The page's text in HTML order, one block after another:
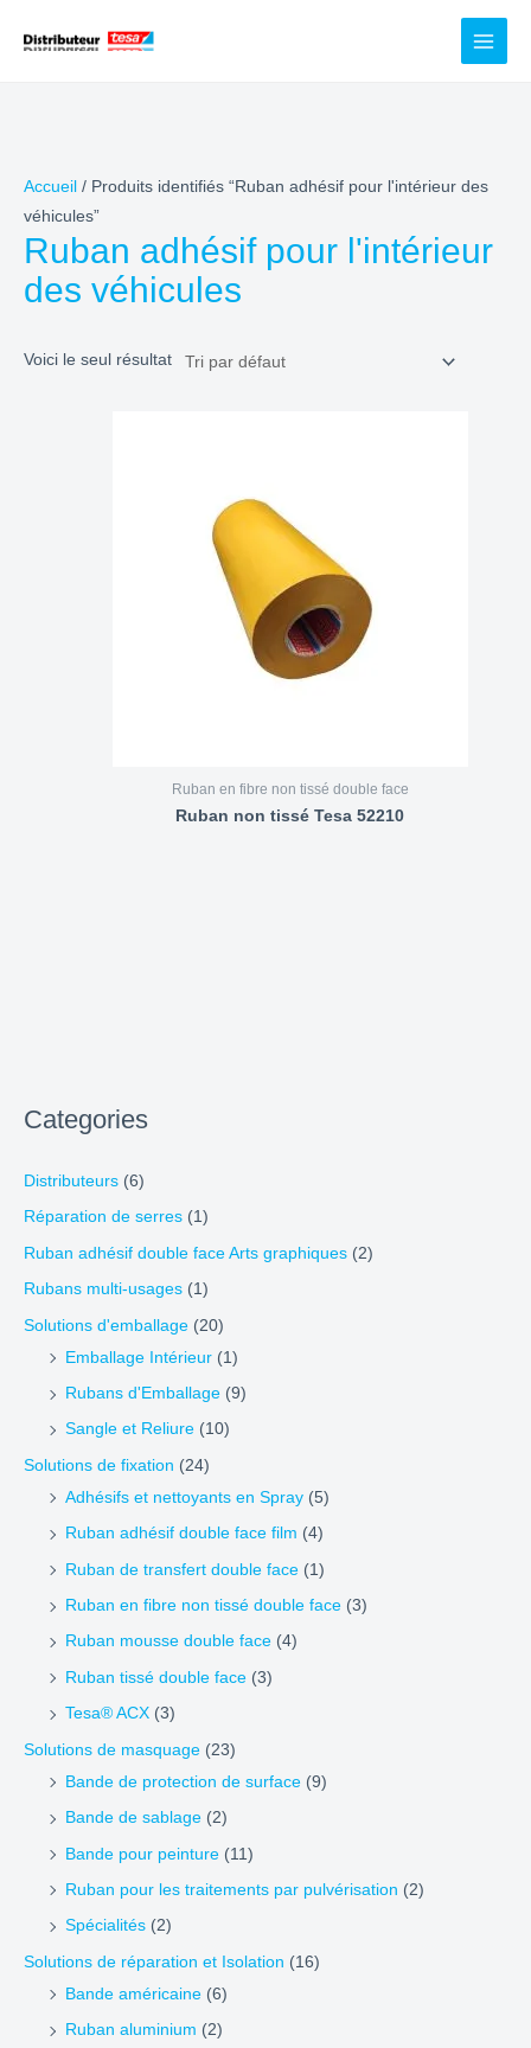
Categories
Distributeurs (6)
Réparation de serres (1)
Ruban adhésif double face Arts graphiques (2)
Rubans multi-usages (1)
Solutions d'emballage (20)
Emballage Intérieur (1)
Rubans d'Emballage (9)
Sangle et Reliure (10)
Solutions de fixation (24)
Adhésifs et nettoyants en Spray (5)
Ruban adhésif double face film (4)
Ruban de transfert double face (1)
Ruban en fibre non tissé double face (3)
Ruban mousse double face (4)
Ruban tissé double face (3)
Tesa® ACX (3)
Solutions de masquage (23)
Bande de protection de surface (9)
Bande de sablage (2)
Bande pour peinture (11)
Ruban pour les traitements par pulvérisation (2)
Spécialités (2)
Solutions de réparation et Isolation (16)
Bande américaine (6)
Ruban aluminium (2)
Accueil / Produits identifiés “Ruban adhésif pour l'intérieur des
véhicules”
Ruban adhésif pour l'intérieur
des véhicules
Voici le seul résultat
Ruban en fibre non tissé double face
Ruban non tissé Tesa 52210